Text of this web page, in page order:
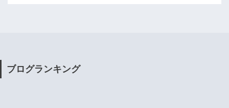
ブログランキング